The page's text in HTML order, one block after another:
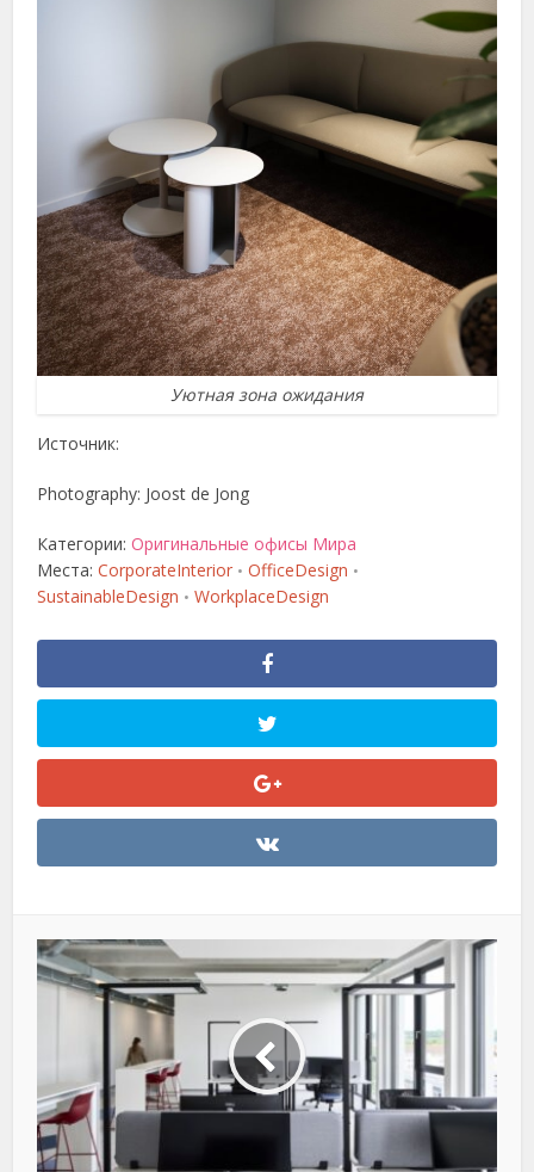
Уютная зона ожидания
Источник:
Photography: Joost de Jong
Категории:Оригинальные офисы Мира
Места:CorporateInterior • OfficeDesign •
SustainableDesign • WorkplaceDesign